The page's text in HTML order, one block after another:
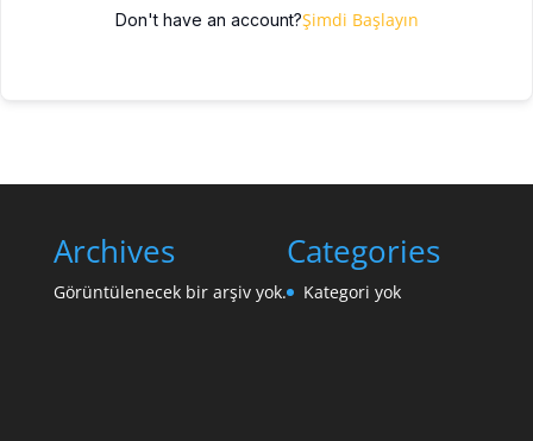
Don't have an account?Şimdi Başlayın
Archives
Görüntülenecek bir arşiv yok.
Categories
Kategori yok